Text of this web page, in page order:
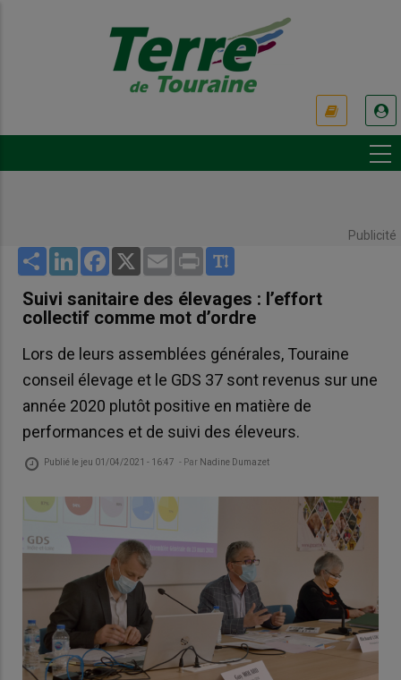
Publicité
Share LinkedInFacebook
X Email Print
Suivi sanitaire des élevages : l’effort
collectif comme mot d’ordre
Lors de leurs assemblées générales, Touraine
conseil élevage et le GDS 37 sont revenus sur une
année 2020 plutôt positive en matière de
performances et de suivi des éleveurs.
Publié le jeu 01/04/2021 - 16:47 - Par Nadine Dumazet